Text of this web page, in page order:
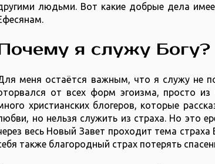
людьми. Вот какие добрые дела
я служу Богу?
меня остаётся важным, что я служу не
от всех форм эгоизма, просто
христианских блогеров, которые
но нельзя служить из страха. Но это
весь Новый Завет проходит тема
также благородный страх потерять